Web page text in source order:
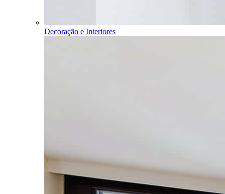
Decoração e Interiores